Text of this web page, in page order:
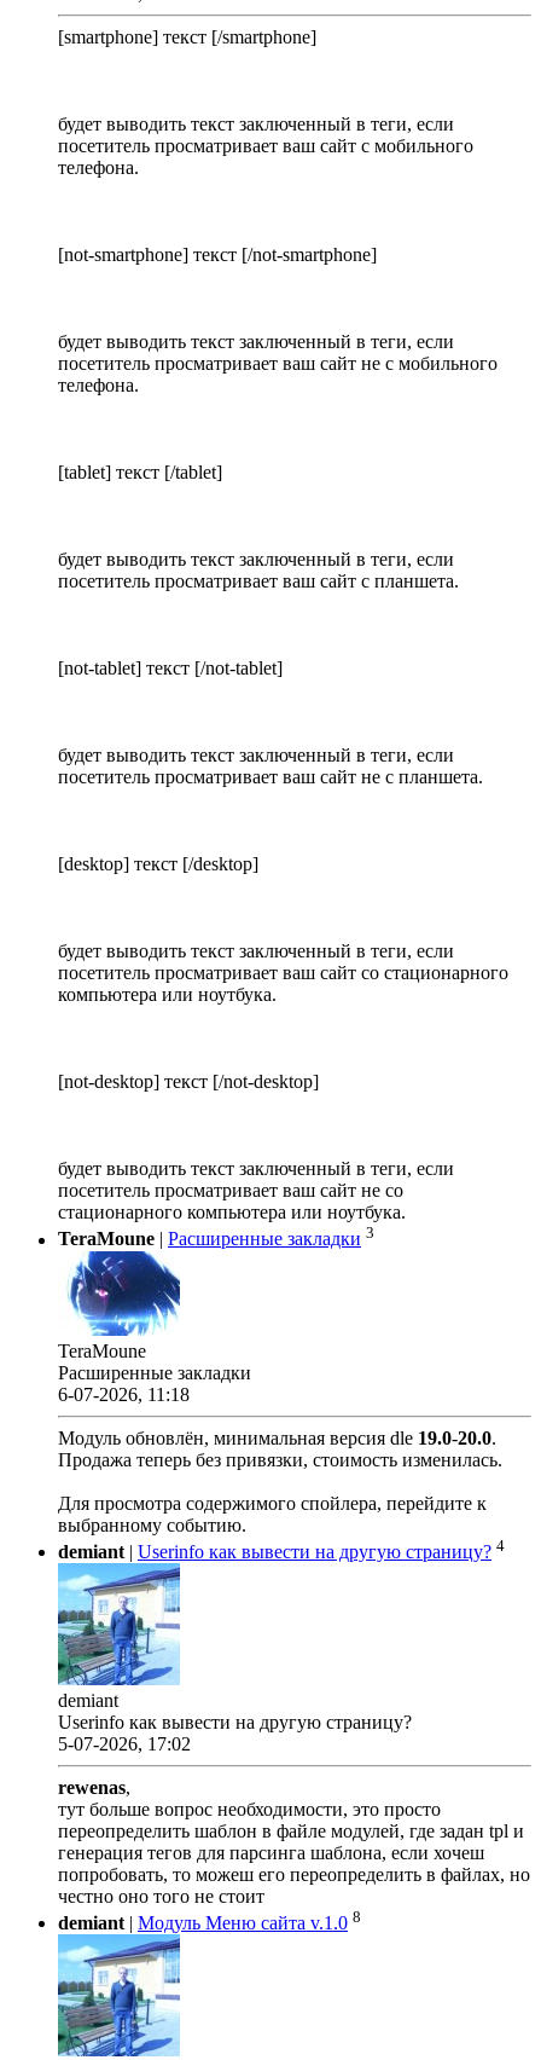
[smartphone] текст [/smartphone]
будет выводить текст заключенный в теги, если
посетитель просматривает ваш сайт с мобильного
телефона.
[not-smartphone] текст [/not-smartphone]
будет выводить текст заключенный в теги, если
посетитель просматривает ваш сайт не с мобильного
телефона.
[tablet] текст [/tablet]
будет выводить текст заключенный в теги, если
посетитель просматривает ваш сайт с планшета.
[not-tablet] текст [/not-tablet]
будет выводить текст заключенный в теги, если
посетитель просматривает ваш сайт не с планшета.
[desktop] текст [/desktop]
будет выводить текст заключенный в теги, если
посетитель просматривает ваш сайт со стационарного
компьютера или ноутбука.
[not-desktop] текст [/not-desktop]
будет выводить текст заключенный в теги, если
посетитель просматривает ваш сайт не со
стационарного компьютера или ноутбука.
TeraMoune
Расширенные закладки 3
TeraMoune
Расширенные закладки
6-07-2026, 11:18
Модуль обновлён, минимальная версия dle 19.0-20.0.
Продажа теперь без привязки, стоимость изменилась.
Для просмотра содержимого спойлера, перейдите к
выбранному событию.
demiant | Userinfo как вывести на другую страницу? 4
demiant
Userinfo как вывести на другую страницу?
5-07-2026, 17:02
rewenas,
тут больше вопрос необходимости, это просто
переопределить шаблон в файле модулей, где задан tpl и
генерация тегов для парсинга шаблона, если хочеш
попробовать, то можеш его переопределить в файлах, но
честно оно того не стоит
demiant| Модуль Меню сайта v.1.0 8